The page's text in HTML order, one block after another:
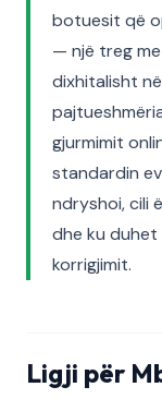
botuesit që
— një treg
dixhitalisht
gjurmimit
standardin
ndryshoi, cili
dhe ku
korrigjimit.
Ligji për